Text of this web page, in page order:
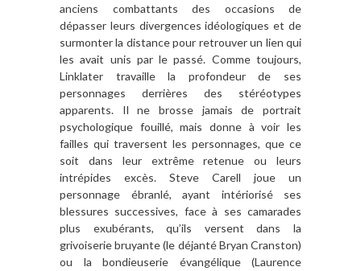
anciens combattants des occasions de
dépasser leurs divergences idéologiques et de
surmonter la distance pour retrouver un lien qui
les avait unis par le passé. Comme toujours,
Linklater travaille la profondeur de ses
personnages derrières des stéréotypes
apparents. Il ne brosse jamais de portrait
psychologique fouillé, mais donne à voir les
failles qui traversent les personnages, que ce
soit dans leur extrême retenue ou leurs
intrépides excès. Steve Carell joue un
personnage ébranlé, ayant intériorisé ses
blessures successives, face à ses camarades
plus exubérants, qu’ils versent dans la
grivoiserie bruyante (le déjanté Bryan Cranston)
ou la bondieuserie évangélique (Laurence